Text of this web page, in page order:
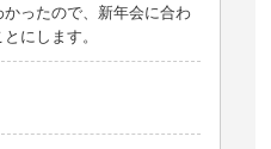
progps+がおすすめ
たｗ
いですね
ったので、新年会に合わ
にします。